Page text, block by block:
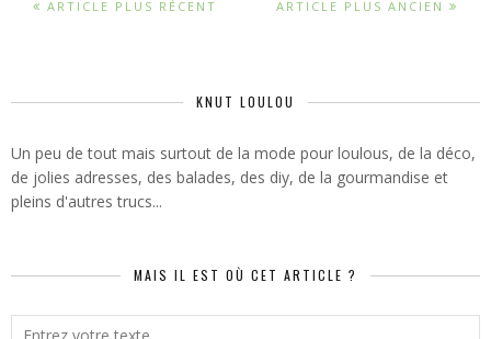
ARTICLE PLUS RÉCENT ARTICLE PLUS ANCIEN
KNUT LOULOU
Un peu de tout mais surtout de la mode pour loulous, de la déco,
de jolies adresses, des balades, des diy, de la gourmandise et
pleins d'autres trucs...
MAIS IL EST OÙ CET ARTICLE ?